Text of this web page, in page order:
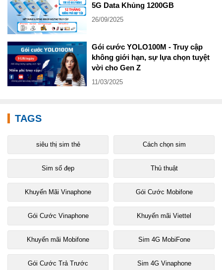
5G Data Khủng 1200GB
26/09/2025
Gói cước YOLO100M - Truy cập
không giới hạn, sự lựa chọn tuyệt
vời cho Gen Z
11/03/2025
TAGS
siêu thị sim thẻ Cách chọn sim
Sim số đẹp Thủ thuật
Khuyến Mãi Vinaphone Gói Cước Mobifone
Gói Cước Vinaphone Khuyến mãi Viettel
Khuyến mãi Mobifone Sim 4G MobiFone
Gói Cước Trả Trước Sim 4G Vinaphone